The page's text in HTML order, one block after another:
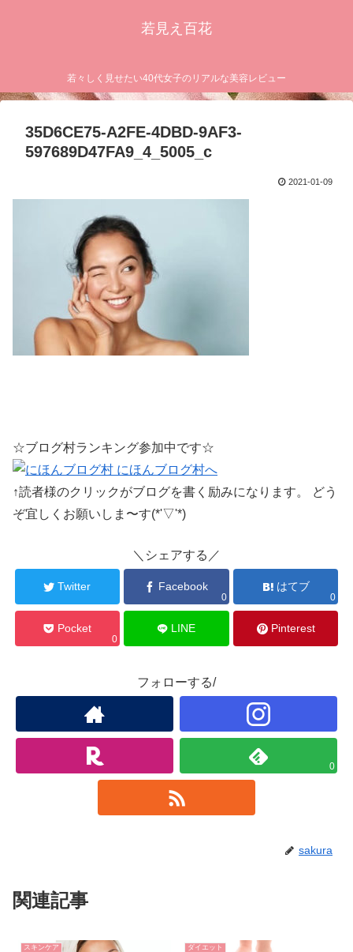
若見え百花
若々しく見せたい40代女子のリアルな美容レビュー
35D6CE75-A2FE-4DBD-9AF3-
597689D47FA9_4_5005_c
2021-01-09
☆ブログ村ランキング参加中です☆
↑読者様のクリックがブログを書く励みになります。 どう
ぞ宜しくお願いしま〜す(*'▽'*)
＼シェアする／
Twitter Facebook
0
はてブ
0
Pocket
0
LINE Pinterest
フォローする/
0
sakura
関連記事
スキンケア ダイエット